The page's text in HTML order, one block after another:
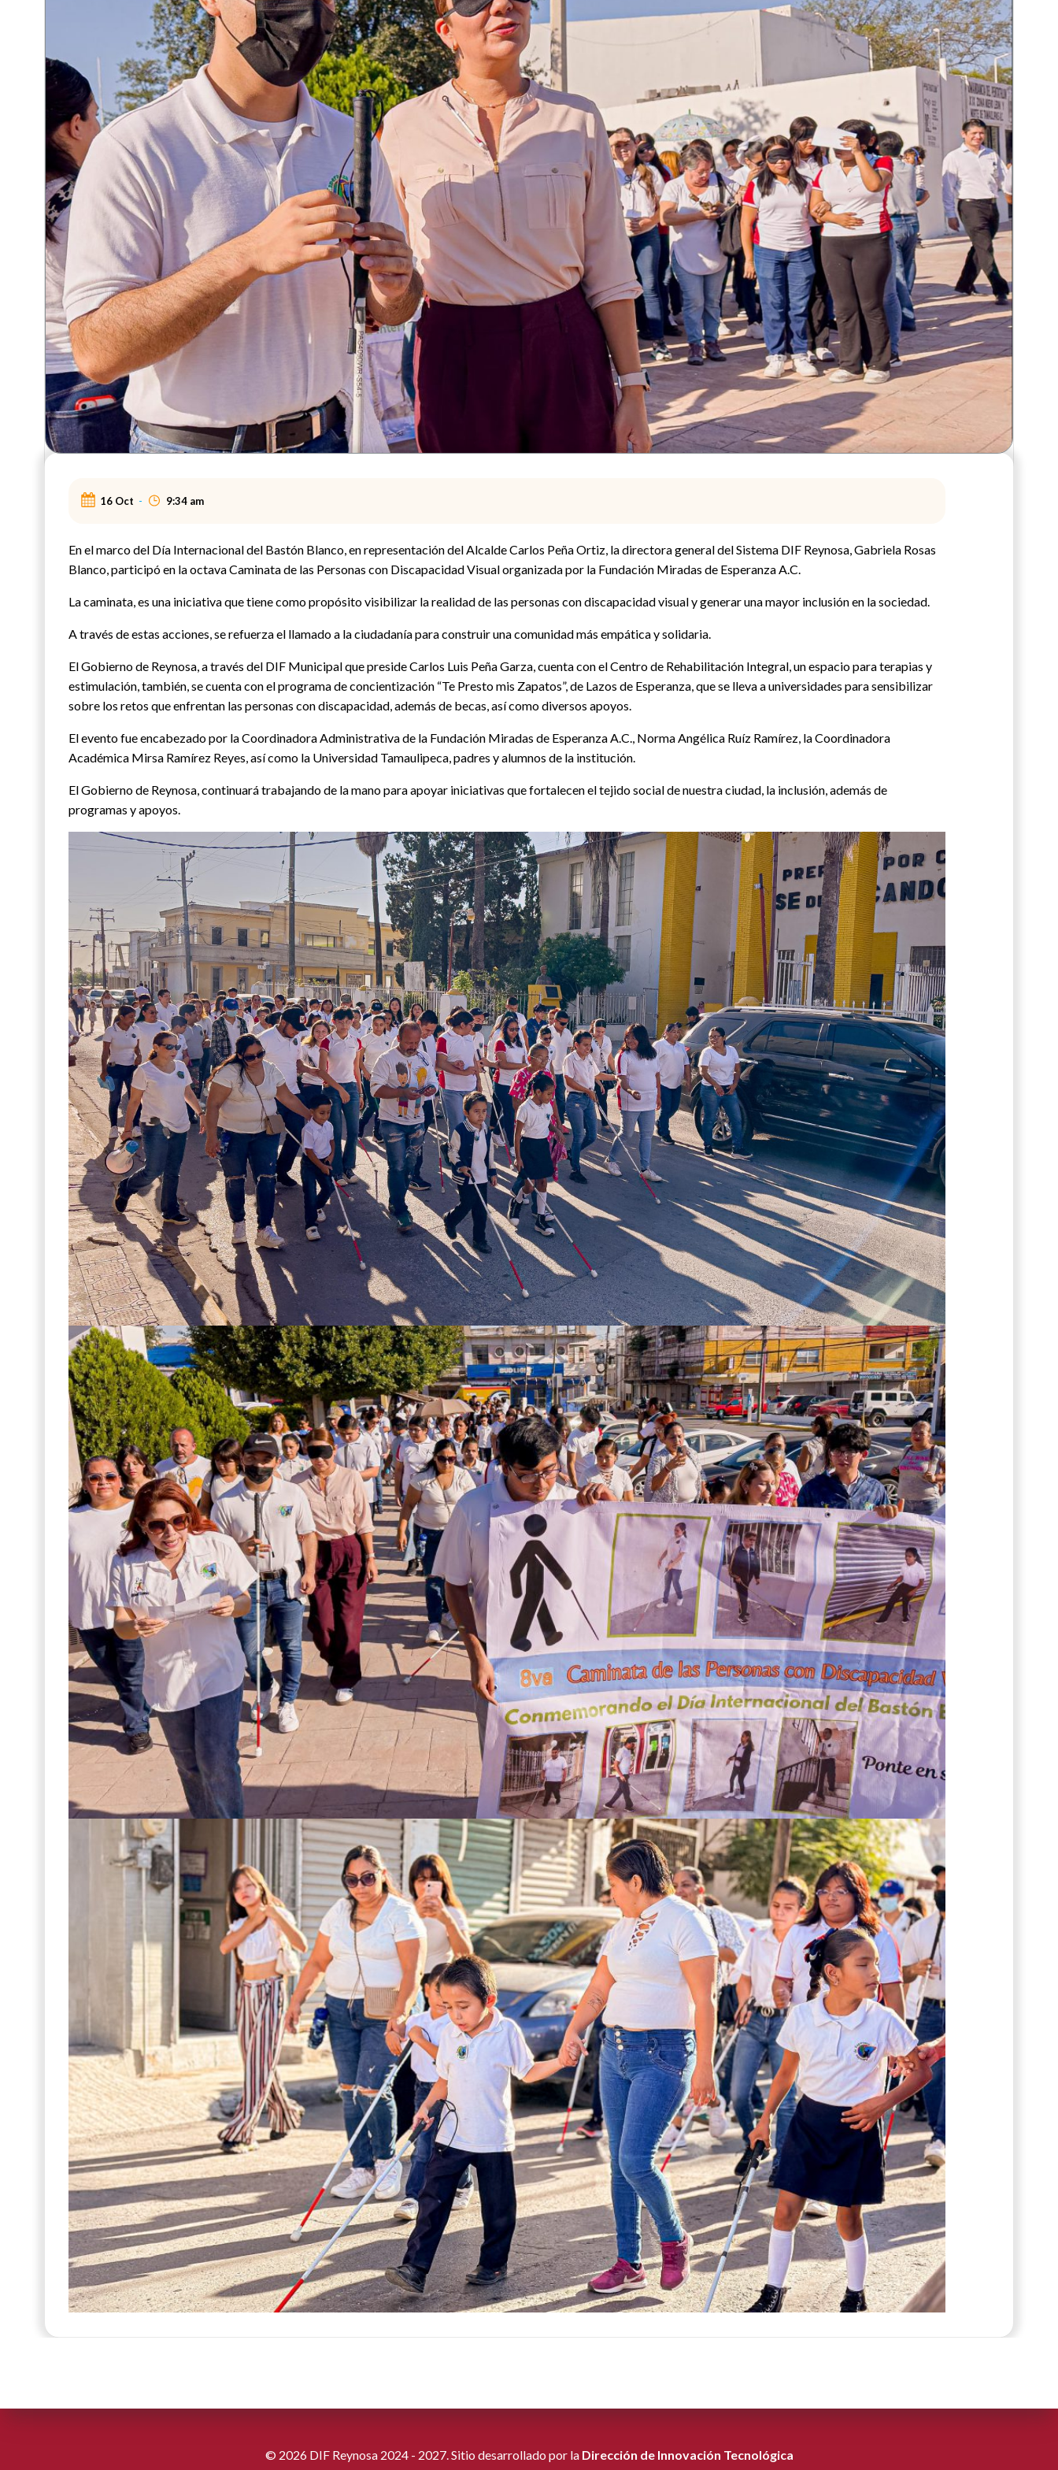
16 Oct - 9:34 am
En el marco del Día Internacional del Bastón Blanco, en representación del Alcalde Carlos Peña Ortiz, la directora general del Sistema DIF Reynosa, Gabriela Rosas
Blanco, participó en la octava Caminata de las Personas con Discapacidad Visual organizada por la Fundación Miradas de Esperanza A.C.
La caminata, es una iniciativa que tiene como propósito visibilizar la realidad de las personas con discapacidad visual y generar una mayor inclusión en la sociedad.
A través de estas acciones, se refuerza el llamado a la ciudadanía para construir una comunidad más empática y solidaria.
El Gobierno de Reynosa, a través del DIF Municipal que preside Carlos Luis Peña Garza, cuenta con el Centro de Rehabilitación Integral, un espacio para terapias y
estimulación, también, se cuenta con el programa de concientización “Te Presto mis Zapatos”, de Lazos de Esperanza, que se lleva a universidades para sensibilizar
sobre los retos que enfrentan las personas con discapacidad, además de becas, así como diversos apoyos.
El evento fue encabezado por la Coordinadora Administrativa de la Fundación Miradas de Esperanza A.C., Norma Angélica Ruíz Ramírez, la Coordinadora
Académica Mirsa Ramírez Reyes, así como la Universidad Tamaulipeca, padres y alumnos de la institución.
El Gobierno de Reynosa, continuará trabajando de la mano para apoyar iniciativas que fortalecen el tejido social de nuestra ciudad, la inclusión, además de
programas y apoyos.
© 2026 DIF Reynosa 2024 - 2027. Sitio desarrollado por la Dirección de Innovación Tecnológica